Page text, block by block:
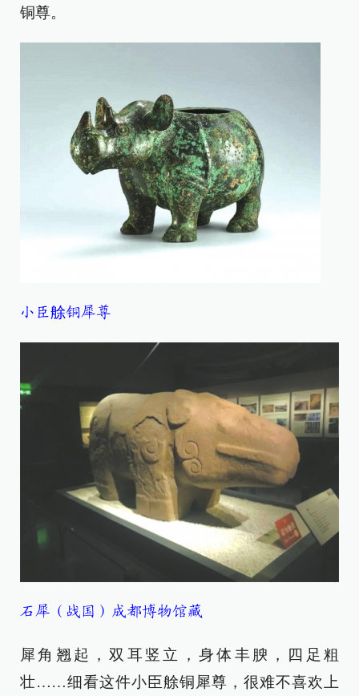
铜尊。
小臣艅铜犀尊
石犀（战国）成都博物馆藏
犀角翘起，双耳竖立，身体丰腴，四足粗
壮……细看这件小臣艅铜犀尊，很难不喜欢上